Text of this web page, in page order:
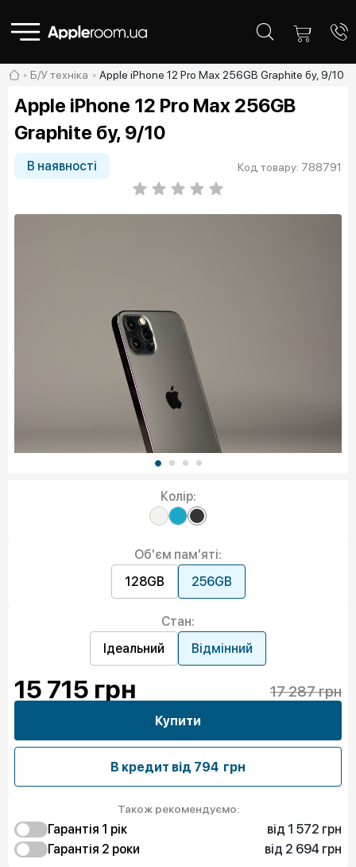
Б/У техніка Apple iPhone 12 Pro Max 256GB Graphite бу, 9/10
Apple iPhone 12 Pro Max 256GB
Graphite бу, 9/10
В наявності Код товару: 788791
Колір:
Об'єм пам'яті:
128GB
256GB
Стан:
Ідеальний
Відмінний
15 715 грн 17 287 грн
Купити
В кредит від 794 грн
Також рекомендуємо:
Гарантія 1 рiк
від 1 572 грн
Захист від браку
1 572 грн
Гарантія 2 роки
від 2 694 грн